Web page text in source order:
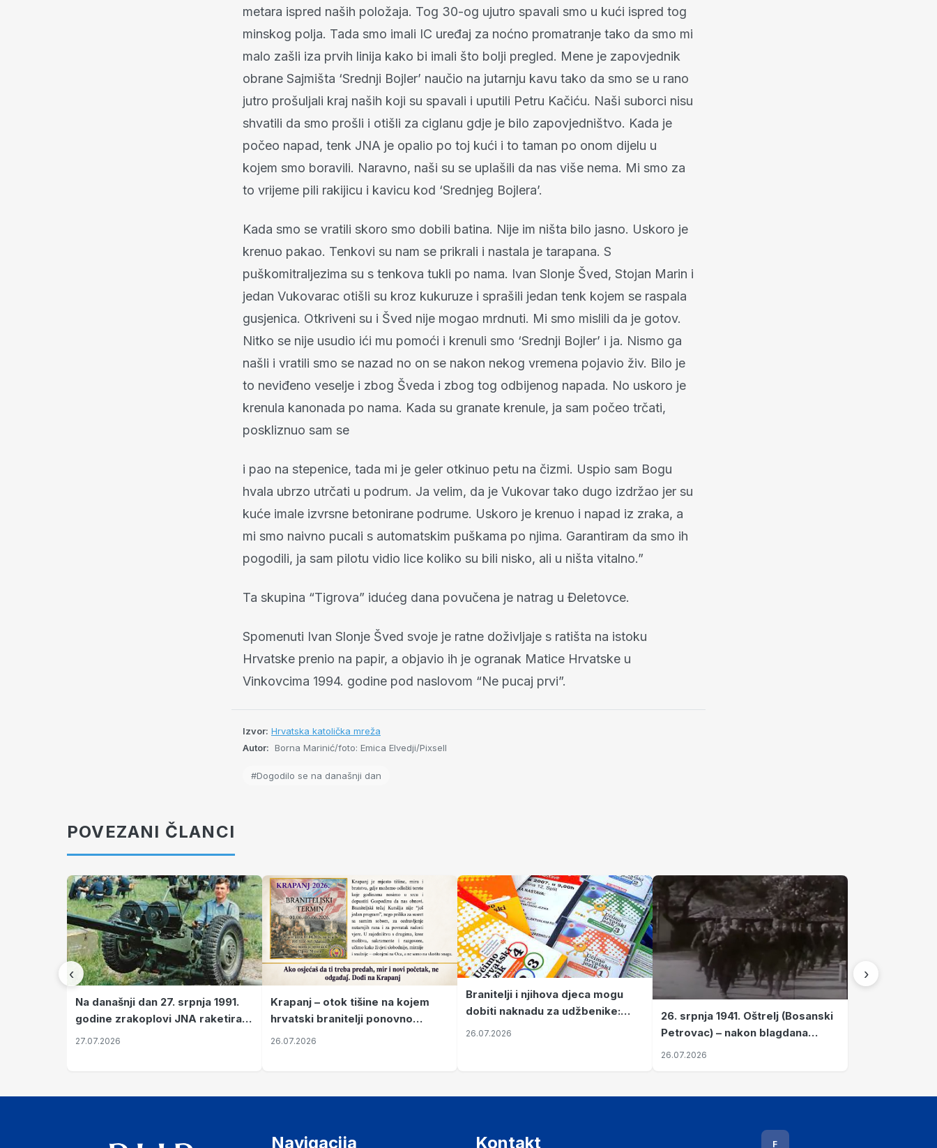
metara ispred naših položaja. Tog 30-og ujutro spavali smo u kući ispred tog
minskog polja. Tada smo imali IC uređaj za noćno promatranje tako da smo mi
malo zašli iza prvih linija kako bi imali što bolji pregled. Mene je zapovjednik
obrane Sajmišta ‘Srednji Bojler’ naučio na jutarnju kavu tako da smo se u rano
jutro prošuljali kraj naših koji su spavali i uputili Petru Kačiću. Naši suborci nisu
shvatili da smo prošli i otišli za ciglanu gdje je bilo zapovjedništvo. Kada je
počeo napad, tenk JNA je opalio po toj kući i to taman po onom dijelu u
kojem smo boravili. Naravno, naši su se uplašili da nas više nema. Mi smo za
to vrijeme pili rakijicu i kavicu kod ‘Srednjeg Bojlera’.
Kada smo se vratili skoro smo dobili batina. Nije im ništa bilo jasno. Uskoro je
krenuo pakao. Tenkovi su nam se prikrali i nastala je tarapana. S
puškomitraljezima su s tenkova tukli po nama. Ivan Slonje Šved, Stojan Marin i
jedan Vukovarac otišli su kroz kukuruze i sprašili jedan tenk kojem se raspala
gusjenica. Otkriveni su i Šved nije mogao mrdnuti. Mi smo mislili da je gotov.
Nitko se nije usudio ići mu pomoći i krenuli smo ‘Srednji Bojler’ i ja. Nismo ga
našli i vratili smo se nazad no on se nakon nekog vremena pojavio živ. Bilo je
to neviđeno veselje i zbog Šveda i zbog tog odbijenog napada. No uskoro je
krenula kanonada po nama. Kada su granate krenule, ja sam počeo trčati,
poskliznuo sam se
i pao na stepenice, tada mi je geler otkinuo petu na čizmi. Uspio sam Bogu
hvala ubrzo utrčati u podrum. Ja velim, da je Vukovar tako dugo izdržao jer su
kuće imale izvrsne betonirane podrume. Uskoro je krenuo i napad iz zraka, a
mi smo naivno pucali s automatskim puškama po njima. Garantiram da smo ih
pogodili, ja sam pilotu vidio lice koliko su bili nisko, ali u ništa vitalno.”
Ta skupina “Tigrova” idućeg dana povučena je natrag u Đeletovce.
Spomenuti Ivan Slonje Šved svoje je ratne doživljaje s ratišta na istoku
Hrvatske prenio na papir, a objavio ih je ogranak Matice Hrvatske u
Vinkovcima 1994. godine pod naslovom “Ne pucaj prvi”.
Izvor: Hrvatska katolička mreža
Autor: Borna Marinić/foto: Emica Elvedji/Pixsell
#Dogodilo se na današnji dan
POVEZANI ČLANCI
‹
Na današnji dan 27. srpnja 1991.
godine zrakoplovi JNA raketirali
su vojarnu i obučni centar "Nikola
27.07.2026
Krapanj – otok tišine na kojem
hrvatski branitelji ponovno
pronalaze mir
26.07.2026
Branitelji i njihova djeca mogu
dobiti naknadu za udžbenike:
zahtjevi se podnose do 31.
26.07.2026
26. srpnja 1941. Oštrelj (Bosanski
Petrovac) – nakon blagdana
Svete Ane izvršen napad srpskih
26.07.2026
›
Navigacija Kontakt F